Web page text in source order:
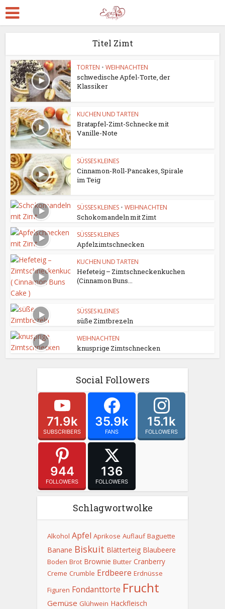
Titel Zimt
TORTEN • WEIHNACHTEN
schwedische Apfel-Torte, der
Klassiker
KUCHEN UND TARTEN
Bratapfel-Zimt-Schnecke mit
Vanille-Note
SÜSSES KLEINES
Cinnamon-Roll-Pancakes, Spirale
im Teig
SÜSSES KLEINES • WEIHNACHTEN
Schokomandeln mit Zimt
SÜSSES KLEINES
Apfelzimtschnecken
KUCHEN UND TARTEN
Hefeteig – Zimtschneckenkuchen
(Cinnamon Buns...
SÜSSES KLEINES
süße Zimtbrezeln
WEIHNACHTEN
knusprige Zimtschnecken
Social Followers
71.9k
SUBSCRIBERS
35.9k
FANS
15.1k
FOLLOWERS
944
FOLLOWERS
136
FOLLOWERS
Schlagwortwolke
Alkohol Apfel Aprikose Auflauf Baguette
Banane Biskuit Blätterteig Blaubeere
Boden Brot Brownie Butter Cranberry
Creme Crumble Erdbeere Erdnüsse
Figuren Fondanttorte Frucht
Gemüse Glühwein Hackfleisch